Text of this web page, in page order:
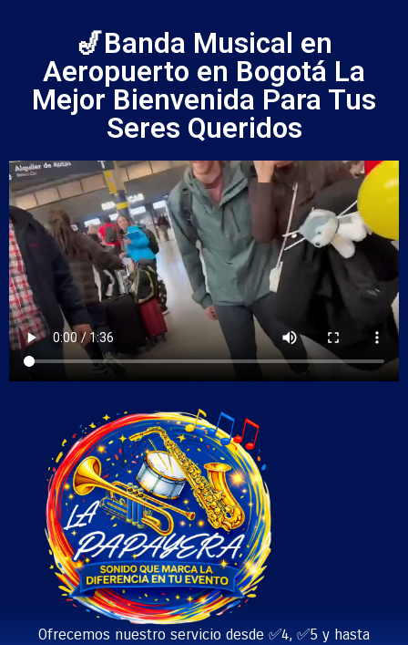
🎷Banda Musical en
Aeropuerto en Bogotá La
Mejor Bienvenida Para Tus
Seres Queridos
Ofrecemos nuestro servicio desde ✅4, ✅5 y hasta